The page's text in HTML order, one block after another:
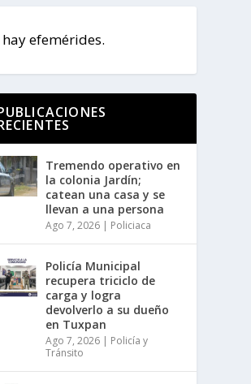
efemérides.
Tremendo operativo en
la colonia Jardín;
catean una casa y se
llevan a una persona
Ago 7, 2026| Policiaca
Policía Municipal
recupera triciclo de
carga y logra
devolverlo a su dueño
en Tuxpan
Ago 7, 2026| Policía y
Tránsito